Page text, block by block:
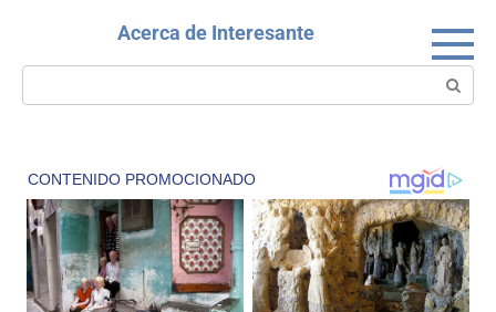
Acerca de Interesante
Search: